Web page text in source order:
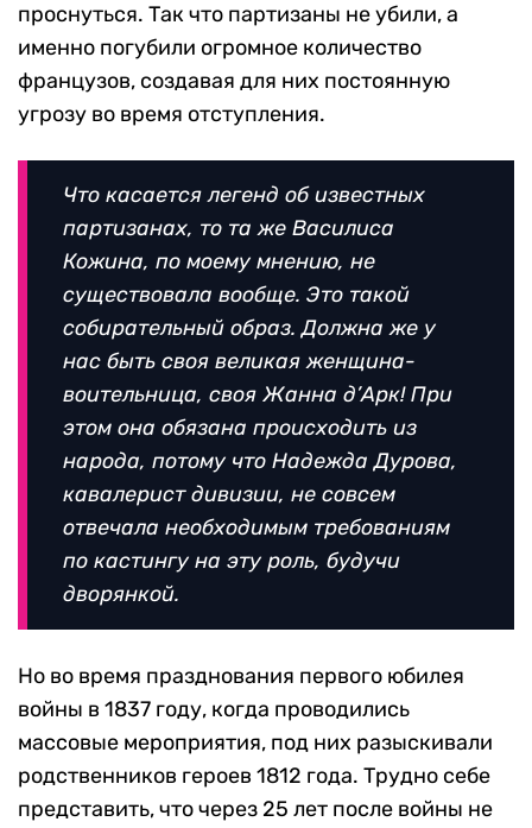
проснуться. Так что партизаны не убили, а
именно погубили огромное количество
французов, создавая для них постоянную
угрозу во время отступления.
Что касается легенд об известных
партизанах, то та же Василиса
Кожина, по моему мнению, не
существовала вообще. Это такой
собирательный образ. Должна же у
нас быть своя великая женщина-
воительница, своя Жанна д’Арк! При
этом она обязана происходить из
народа, потому что Надежда Дурова,
кавалерист дивизии, не совсем
отвечала необходимым требованиям
по кастингу на эту роль, будучи
дворянкой.
Но во время празднования первого юбилея
войны в 1837 году, когда проводились
массовые мероприятия, под них разыскивали
родственников героев 1812 года. Трудно себе
представить, что через 25 лет после войны не